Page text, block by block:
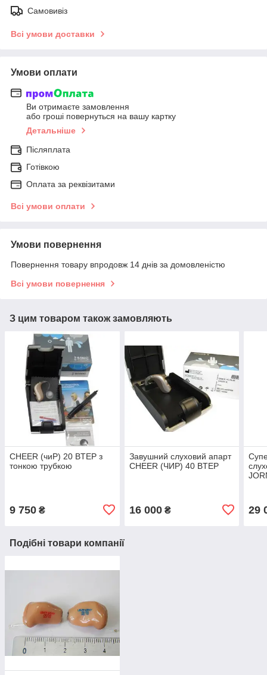
Самовивіз
Всі умови доставки
Умови оплати
Ви отримаєте замовлення
або гроші повернуться на вашу картку
Детальніше
Післяплата
Готівкою
Оплата за реквізитами
Всі умови оплати
Умови повернення
Повернення товару впродовж 14 днів за домовленістю
Всі умови повернення
З цим товаром також замовляють
CHEER (чиР) 20 BTEP з
тонкою трубкою
9 750 ₴
Завушний слуховий апарт
CHEER (ЧИР) 40 BTEP
16 000₴ 29
Подібні товари компанії